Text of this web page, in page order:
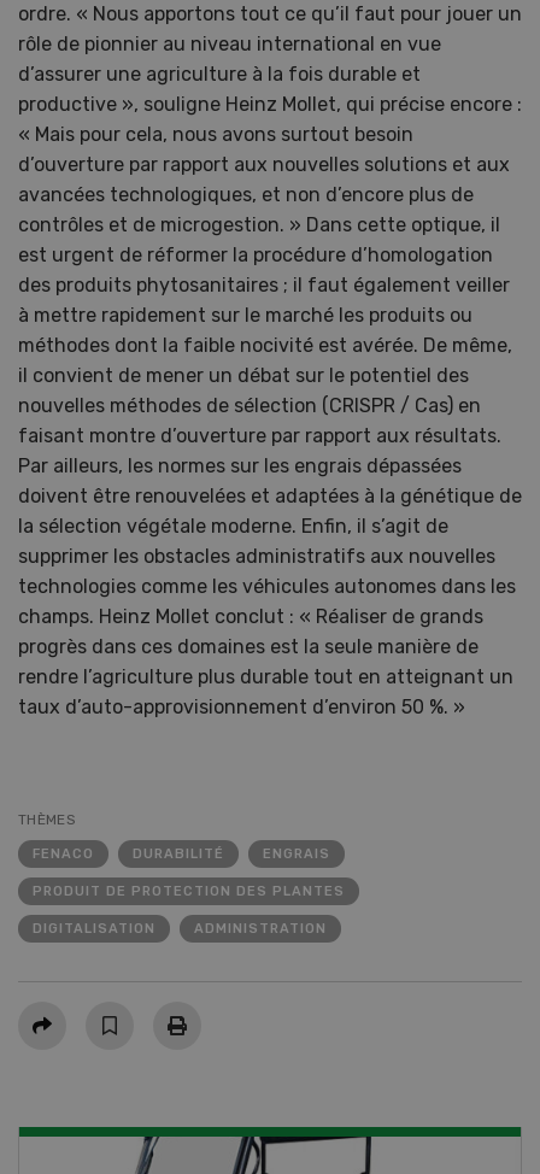
ordre. « Nous apportons tout ce qu’il faut pour jouer un
rôle de pionnier au niveau international en vue
d’assurer une agriculture à la fois durable et
productive », souligne Heinz Mollet, qui précise encore :
« Mais pour cela, nous avons surtout besoin
d’ouverture par rapport aux nouvelles solutions et aux
avancées technologiques, et non d’encore plus de
contrôles et de microgestion. » Dans cette optique, il
est urgent de réformer la procédure d’homologation
des produits phytosanitaires ; il faut également veiller
à mettre rapidement sur le marché les produits ou
méthodes dont la faible nocivité est avérée. De même,
il convient de mener un débat sur le potentiel des
nouvelles méthodes de sélection (CRISPR / Cas) en
faisant montre d’ouverture par rapport aux résultats.
Par ailleurs, les normes sur les engrais dépassées
doivent être renouvelées et adaptées à la génétique de
la sélection végétale moderne. Enfin, il s’agit de
supprimer les obstacles administratifs aux nouvelles
technologies comme les véhicules autonomes dans les
champs. Heinz Mollet conclut : « Réaliser de grands
progrès dans ces domaines est la seule manière de
rendre l’agriculture plus durable tout en atteignant un
taux d’auto-approvisionnement d’environ 50 %. »
THÈMES
FENACO DURABILITÉ ENGRAIS
PRODUIT DE PROTECTION DES PLANTES
DIGITALISATION ADMINISTRATION
Partager